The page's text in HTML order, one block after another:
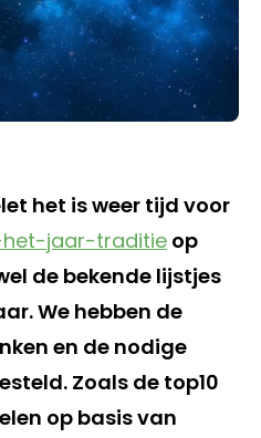
het is weer tijd voor
jaar-traditie op
de bekende lijstjes
We hebben de
en de nodige
Zoals de top10
op basis van